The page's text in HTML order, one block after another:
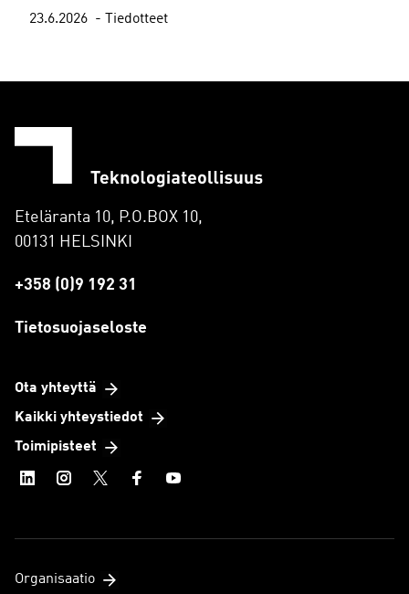
23.6.2026 Tiedotteet
Eteläranta 10, P.O.BOX 10,
00131 HELSINKI
+358 (0)9 192 31
Tietosuojaseloste
Ota yhteyttä
Kaikki yhteystiedot
Toimipisteet
Organisaatio